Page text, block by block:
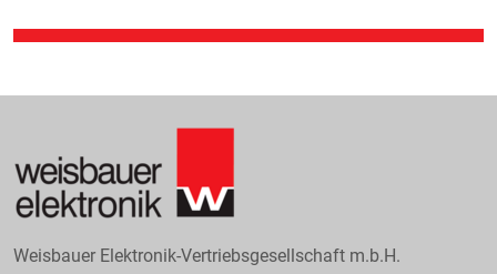
Weisbauer Elektronik-Vertriebsgesellschaft m.b.H.